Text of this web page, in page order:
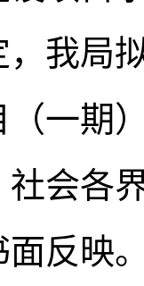
， 我局
一期
社会各
面反映